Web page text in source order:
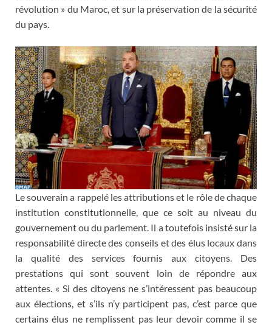
révolution » du Maroc, et sur la préservation de la sécurité
du pays.
Le souverain a rappelé les attributions et le rôle de chaque
institution constitutionnelle, que ce soit au niveau du
gouvernement ou du parlement. Il a toutefois insisté sur la
responsabilité directe des conseils et des élus locaux dans
la qualité des services fournis aux citoyens. Des
prestations qui sont souvent loin de répondre aux
attentes. « Si des citoyens ne s’intéressent pas beaucoup
aux élections, et s’ils n’y participent pas, c’est parce que
certains élus ne remplissent pas leur devoir comme il se